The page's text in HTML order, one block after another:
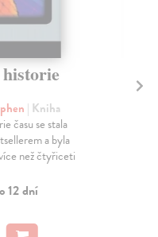
| Kniha
času se stala
a byla
než čtyřiceti
12 dní